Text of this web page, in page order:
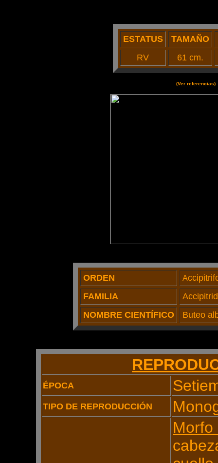
ESTATUS TAMAÑO
RV
61 cm.
(Ver referencias)
ORDEN A
FAMILIA
NOMBRE CIENTÍFICO
Buteo
ÉPOCA
TIPO DE REPRODUCCIÓN
Morfo